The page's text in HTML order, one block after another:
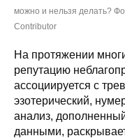
можно и нельзя делать?
Contributor
На протяжении
репутацию
ассоциируется с
эзотерический,
анализ,
данными,